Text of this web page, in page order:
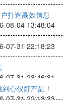
打造高效信息
08-04 13:48:04
07-31 22:18:23
07-31 23:46:31
心仪好产品！
07-31 22:18:33